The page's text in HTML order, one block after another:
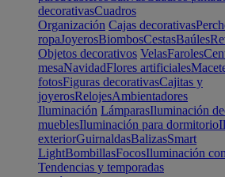
decorativasCuadros
Organización Cajas decorativas
ropaJoyerosBiombosCestasBaúles
Objetos decorativos VelasFaroles
mesaNavidadFlores artificiales
fotosFiguras decorativasCajitas y
joyerosRelojesAmbientadores
Iluminación LámparasIluminación
mueblesIluminación para dormitorio
exteriorGuirnaldasBalizasSmart
LightBombillasFocosIluminación
Tendencias y temporadas